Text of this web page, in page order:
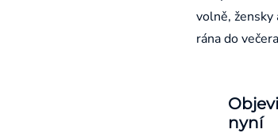
volně, žensky
rána do
nyní